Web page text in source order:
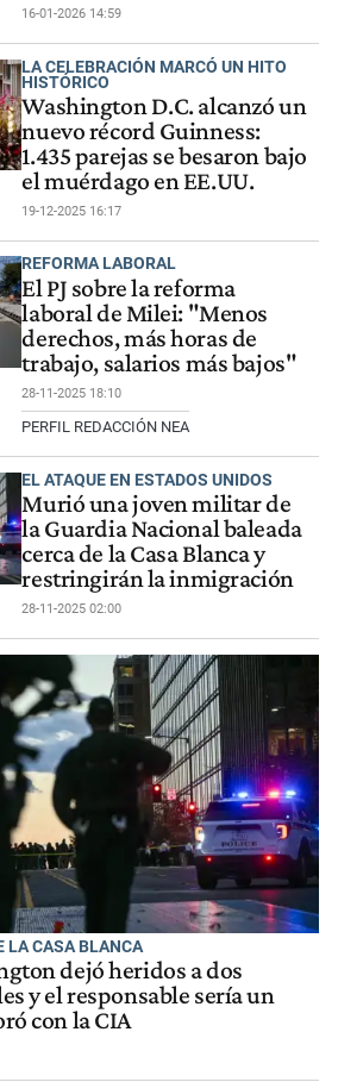
16-01-2026 14:59
LA CELEBRACIÓN MARCÓ UN HITO
HISTÓRICO
Washington D.C. alcanzó un
nuevo récord Guinness:
1.435 parejas se besaron bajo
el muérdago en EE.UU.
19-12-2025 16:17
REFORMA LABORAL
El PJ sobre la reforma
laboral de Milei: "Menos
derechos, más horas de
trabajo, salarios más bajos"
28-11-2025 18:10
PERFIL REDACCIÓN NEA
EL ATAQUE EN ESTADOS UNIDOS
Murió una joven militar de
la Guardia Nacional baleada
cerca de la Casa Blanca y
restringirán la inmigración
28-11-2025 02:00
LA CASA BLANCA
dejó heridos a dos
y el responsable sería un
con la CIA